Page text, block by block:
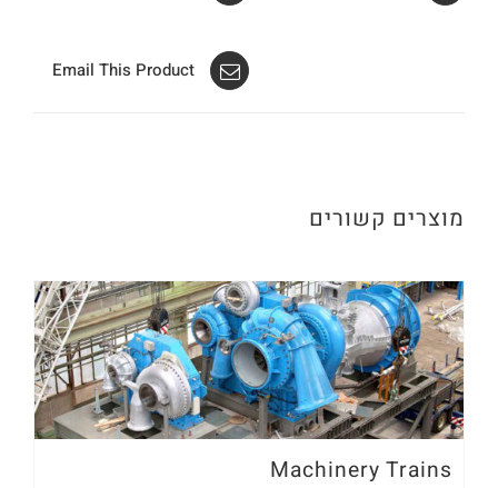
Email This Product
מוצרים קשורים
Machinery Trains